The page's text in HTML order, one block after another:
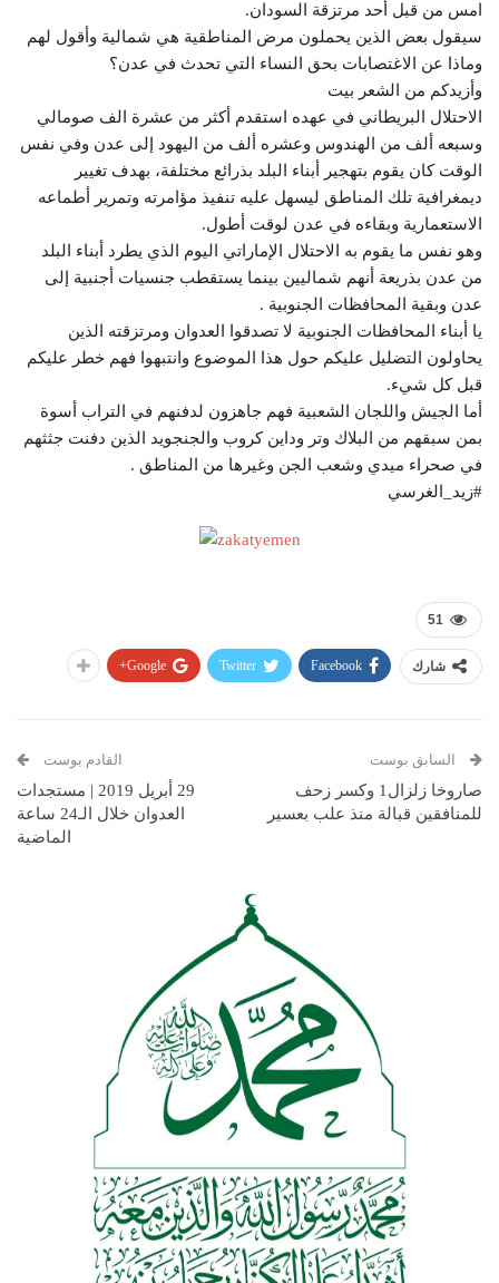
امس من قبل أحد مرتزقة السودان.
سيقول بعض الذين يحملون مرض المناطقية هي شمالية وأقول لهم
وماذا عن الاغتصابات بحق النساء التي تحدث في عدن؟
وأزيدكم من الشعر بيت
الاحتلال البريطاني في عهده استقدم أكثر من عشرة الف صومالي
وسبعه ألف من الهندوس وعشره ألف من اليهود إلى عدن وفي نفس
الوقت كان يقوم بتهجير أبناء البلد بذرائع مختلفة، بهدف تغيير
ديمغرافية تلك المناطق ليسهل عليه تنفيذ مؤامرته وتمرير أطماعه
الاستعمارية وبقاءه في عدن لوقت أطول.
وهو نفس ما يقوم به الاحتلال الإماراتي اليوم الذي يطرد أبناء البلد
من عدن بذريعة أنهم شماليين بينما يستقطب جنسيات أجنبية إلى
عدن وبقية المحافظات الجنوبية .
يا أبناء المحافظات الجنوبية لا تصدقوا العدوان ومرتزقته الذين
يحاولون التضليل عليكم حول هذا الموضوع وانتبهوا فهم خطر عليكم
قبل كل شيء.
أما الجيش واللجان الشعبية فهم جاهزون لدفنهم في التراب أسوة
بمن سبقهم من البلاك وتر وداين كروب والجنجويد الذين دفنت جثثهم
في صحراء ميدي وشعب الجن وغيرها من المناطق .
#زيد_الغرسي
51
شارك Facebook
Twitter
Google+
السابق بوست
صاروخا زلزال1 وكسر زحف
للمنافقين قبالة منذ علب بعسير
القادم بوست
29 أبريل 2019 | مستجدات
العدوان خلال الـ24 ساعة
الماضية